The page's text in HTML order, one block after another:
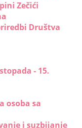
Zečići
Društva
- 15.
osoba sa
i suzbijanje